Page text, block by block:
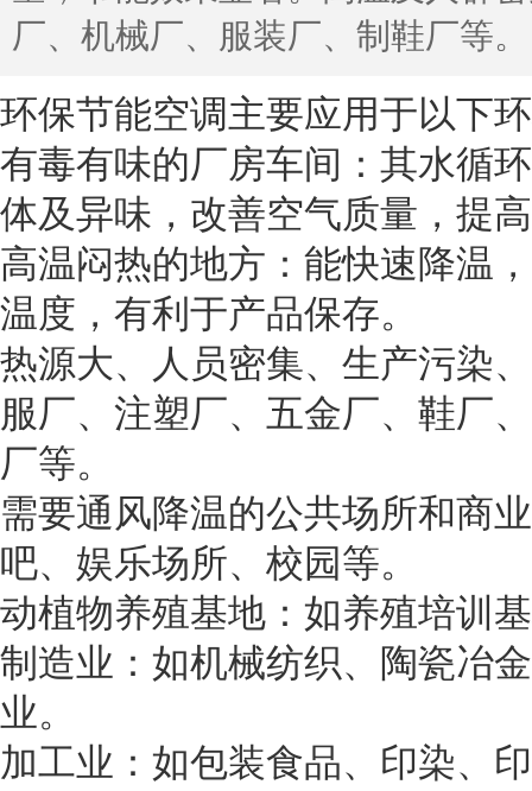
厂、机械厂、服装厂、制鞋厂等。
环保节能空调主要应用于以下
有毒有味的厂房车间：其水循
体及异味，改善空气质量，提
高温闷热的地方：能快速降温
温度，有利于产品保存。
热源大、人员密集、生产污染
服厂、注塑厂、五金厂、鞋厂
厂等。
需要通风降温的公共场所和商
吧、娱乐场所、校园等。
动植物养殖基地：如养殖培训
制造业：如机械纺织、陶瓷冶
业。
加工业：如包装食品、印染、